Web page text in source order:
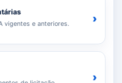
vigentes e anteriores. ›
›